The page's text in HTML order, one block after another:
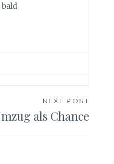
NEXT POST
als Chance